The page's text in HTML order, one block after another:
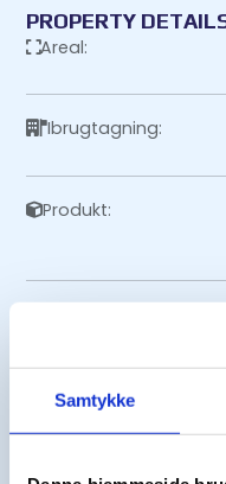
Samtykke
PROPERTY
Areal:
Ibrugtagning:
Produkt:
Kategori: